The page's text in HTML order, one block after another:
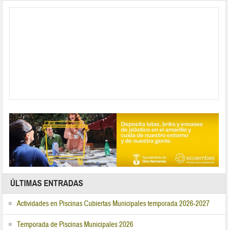
ÚLTIMAS ENTRADAS
Actividades en Piscinas Cubiertas Municipales temporada 2026-2027
Temporada de Piscinas Municipales 2026